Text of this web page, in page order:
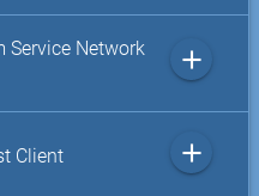
Service Network
add
Client add